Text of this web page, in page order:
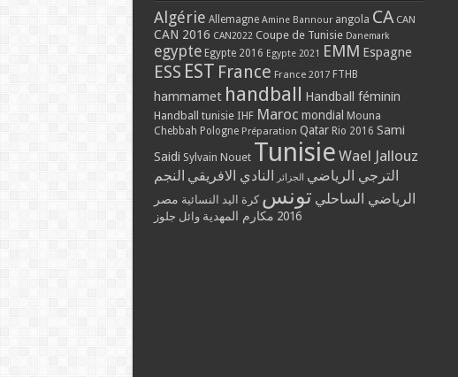
Algérie Allemagne Amine Bannour angola CA CAN
CAN 2016 CAN2022 Coupe de Tunisie Danemark
egypte Egypte 2016 Egypte 2021 EMM Espagne
ESS EST France France 2017 FTHB
hammamet handball Handball féminin
Handball tunisie IHF Maroc mondial Mouna
Chebbah Pologne Préparation Qatar Rio 2016 Sami
Saidi Sylvain Nouet Tunisie Wael Jallouz
الترجي الرياضي الجزائر النادي الافريقي النجم
الرياضي الساحلي تونس كرة اليد النسائية مصر
2016 مكارم المهدية وائل جلوز